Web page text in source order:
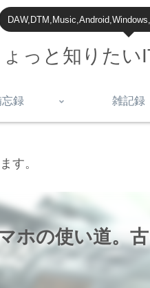
っと知りたい
忘録 雑記録
ホの使い道。
す。